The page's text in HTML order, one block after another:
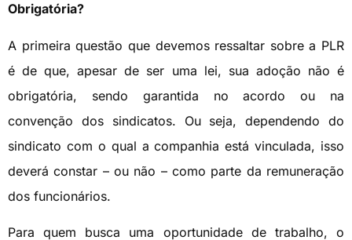
Obrigatória?
A primeira questão que devemos ressaltar sobre a PLR
é de que, apesar de ser uma lei, sua adoção não é
obrigatória, sendo garantida no acordo ou na
convenção dos sindicatos. Ou seja, dependendo do
sindicato com o qual a companhia está vinculada, isso
deverá constar – ou não – como parte da remuneração
dos funcionários.
Para quem busca uma oportunidade de trabalho, o